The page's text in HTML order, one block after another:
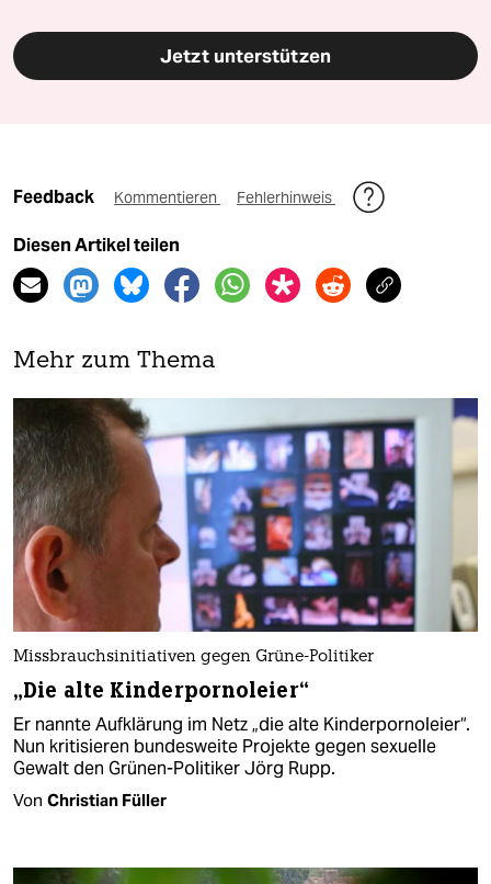
Jetzt unterstützen
Feedback Kommentieren Fehlerhinweis
Diesen Artikel teilen
Mehr zum Thema
Missbrauchsinitiativen gegen Grüne-Politiker
„Die alte Kinderpornoleier“
Er nannte Aufklärung im Netz „die alte Kinderpornoleier“.
Nun kritisieren bundesweite Projekte gegen sexuelle
Gewalt den Grünen-Politiker Jörg Rupp.
Von Christian Füller